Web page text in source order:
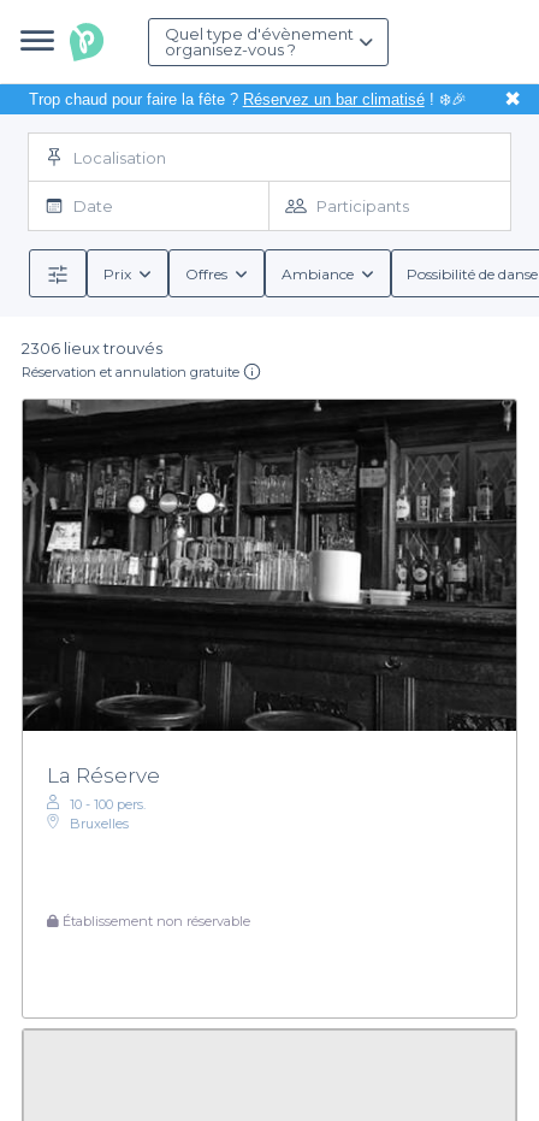
Quel type d'évènement
organisez-vous ?
Trop chaud pour faire la fête ? Réservez un bar climatisé! ❄️🎉 ✖
Localisation
Date Participants
Prix Offres Ambiance Possibilité de
2306 lieux trouvés
Réservation et annulation gratuite
La Réserve
10 - 100 pers.
Bruxelles
Établissement non réservable